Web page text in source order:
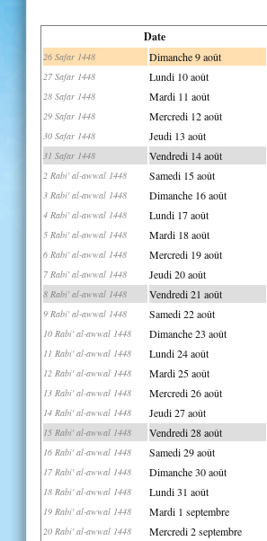
Date
26 Safar 1448 Dimanche 9 août
27 Safar 1448 Lundi 10 août
28 Safar 1448 Mardi 11 août
29 Safar 1448 Mercredi 12 août
30 Safar 1448 Jeudi 13 août
31 Safar 1448 Vendredi 14 août
2 Rabi' al-awwal 1448 Samedi 15 août
3 Rabi' al-awwal 1448 Dimanche 16 août
4 Rabi' al-awwal 1448 Lundi 17 août
5 Rabi' al-awwal 1448 Mardi 18 août
6 Rabi' al-awwal 1448 Mercredi 19 août
7 Rabi' al-awwal 1448 Jeudi 20 août
8 Rabi' al-awwal 1448 Vendredi 21 août
9 Rabi' al-awwal 1448 Samedi 22 août
10 Rabi' al-awwal 1448 Dimanche 23 août
11 Rabi' al-awwal 1448 Lundi 24 août
12 Rabi' al-awwal 1448 Mardi 25 août
13 Rabi' al-awwal 1448 Mercredi 26 août
14 Rabi' al-awwal 1448 Jeudi 27 août
15 Rabi' al-awwal 1448 Vendredi 28 août
16 Rabi' al-awwal 1448 Samedi 29 août
17 Rabi' al-awwal 1448 Dimanche 30 août
18 Rabi' al-awwal 1448 Lundi 31 août
19 Rabi' al-awwal 1448 Mardi 1 septembre
20 Rabi' al-awwal 1448 Mercredi 2 septembre